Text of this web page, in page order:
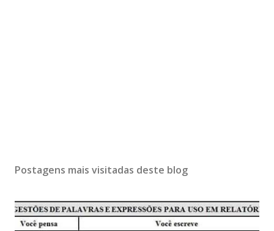
Postagens mais visitadas deste blog